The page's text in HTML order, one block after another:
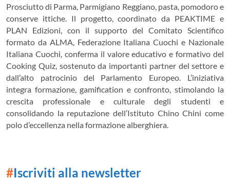
Prosciutto di Parma, Parmigiano Reggiano, pasta, pomodoro e
conserve ittiche. Il progetto, coordinato da PEAKTIME e
PLAN Edizioni, con il supporto del Comitato Scientifico
formato da ALMA, Federazione Italiana Cuochi e Nazionale
Italiana Cuochi, conferma il valore educativo e formativo del
Cooking Quiz, sostenuto da importanti partner del settore e
dall’alto patrocinio del Parlamento Europeo. L’iniziativa
integra formazione, gamification e confronto, stimolando la
crescita professionale e culturale degli studenti e
consolidando la reputazione dell’Istituto Chino Chini come
polo d’eccellenza nella formazione alberghiera.
#Iscriviti alla newsletter